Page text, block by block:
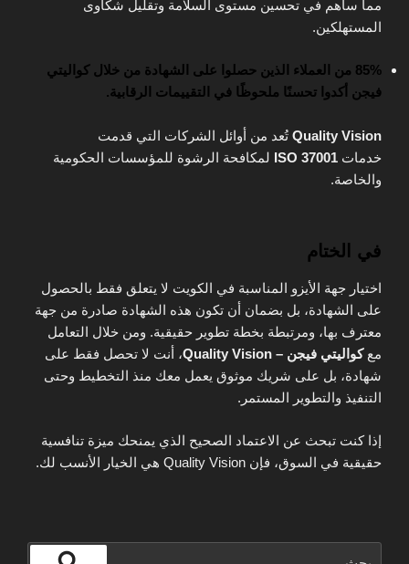
مما ساهم في تحسين مستوى السلامة وتقليل شكاوى
المستهلكين.
85% من العملاء الذين حصلوا على الشهادة من خلال كواليتي
فيجن أكدوا تحسنًا ملحوظًا في التقييمات الرقابية.
Quality Vision تُعد من أوائل الشركات التي قدمت
خدمات ISO 37001 لمكافحة الرشوة للمؤسسات الحكومية
والخاصة.
في الختام
اختيار جهة الأيزو المناسبة في الكويت لا يتعلق فقط بالحصول
على الشهادة، بل بضمان أن تكون هذه الشهادة صادرة من جهة
معترف بها، ومرتبطة بخطة تطوير حقيقية. ومن خلال التعامل
معكواليتي فيجن – Quality Vision
، أنت لا تحصل فقط على
شهادة، بل على شريك موثوق يعمل معك منذ التخطيط وحتى
التنفيذ والتطوير المستمر.
إذا كنت تبحث عن الاعتماد الصحيح الذي يمنحك ميزة تنافسية
حقيقية في السوق، فإن Quality Vision هي الخيار الأنسب لك.